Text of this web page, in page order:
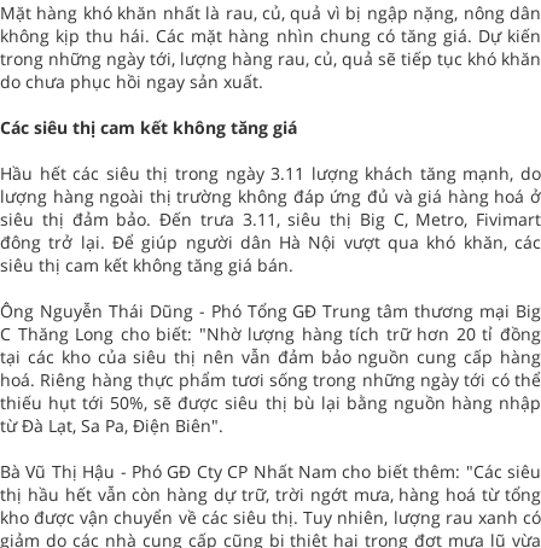
Mặt hàng khó khăn nhất là rau, củ, quả vì bị ngập nặng, nông dân
không kịp thu hái. Các mặt hàng nhìn chung có tăng giá. Dự kiến
trong những ngày tới, lượng hàng rau, củ, quả sẽ tiếp tục khó khăn
do chưa phục hồi ngay sản xuất.
Các siêu thị cam kết không tăng giá
Hầu hết các siêu thị trong ngày 3.11 lượng khách tăng mạnh, do
lượng hàng ngoài thị trường không đáp ứng đủ và giá hàng hoá ở
siêu thị đảm bảo. Đến trưa 3.11, siêu thị Big C, Metro, Fivimart
đông trở lại. Để giúp người dân Hà Nội vượt qua khó khăn, các
siêu thị cam kết không tăng giá bán.
Ông Nguyễn Thái Dũng - Phó Tổng GĐ Trung tâm thương mại Big
C Thăng Long cho biết: "Nhờ lượng hàng tích trữ hơn 20 tỉ đồng
tại các kho của siêu thị nên vẫn đảm bảo nguồn cung cấp hàng
hoá. Riêng hàng thực phẩm tươi sống trong những ngày tới có thể
thiếu hụt tới 50%, sẽ được siêu thị bù lại bằng nguồn hàng nhập
từ Đà Lạt, Sa Pa, Điện Biên".
Bà Vũ Thị Hậu - Phó GĐ Cty CP Nhất Nam cho biết thêm: "Các siêu
thị hầu hết vẫn còn hàng dự trữ, trời ngớt mưa, hàng hoá từ tổng
kho được vận chuyển về các siêu thị. Tuy nhiên, lượng rau xanh có
giảm do các nhà cung cấp cũng bị thiệt hại trong đợt mưa lũ vừa